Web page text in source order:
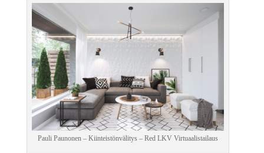
Pauli Paunonen – Kiinteistönvälitys – Red LKV​ Virtuaalistailaus